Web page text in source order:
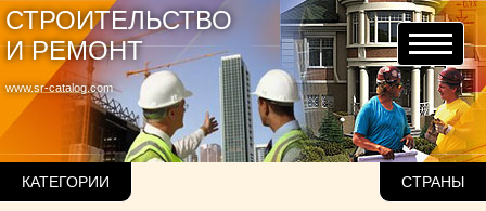
www.sr-catalog.com
СТРОИТЕЛЬСТВО
И РЕМОНТ
КАТЕГОРИИ СТРАНЫ